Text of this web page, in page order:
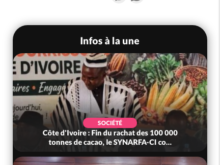
Infos à la une
SOCIÉTÉ
Côte d'Ivoire : Fin du rachat des 100 000
tonnes de cacao, le SYNARFA-CI co...